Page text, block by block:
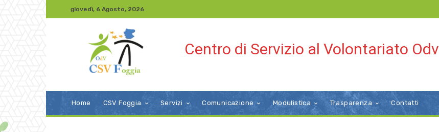
giovedì, 6 Agosto, 2026
Centro di Servizio al Volontariato Odv
Home CSV Foggia Servizi Comunicazione Modulistica Trasparenza Contatti